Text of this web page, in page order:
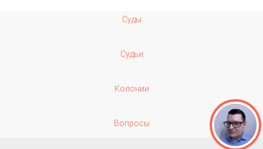
Суды
Судьи
Колонии
Вопросы